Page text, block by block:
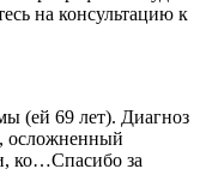
на консультацию к
(ей 69 лет). Диагноз
осложненный
ко…Спасибо за